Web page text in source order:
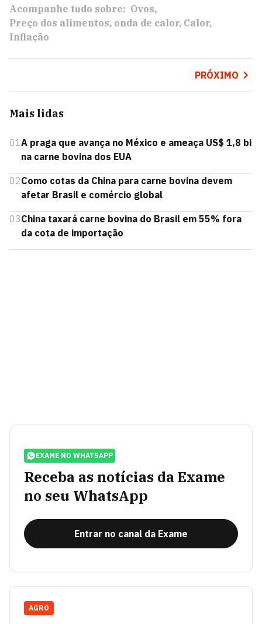
Acompanhe tudo sobre: Ovos
Preço dos alimentos onda de calor Calor
Inflação
PRÓXIMO
Mais lidas
01A praga que avança no México e ameaça US$ 1,8 bi
na carne bovina dos EUA
02Como cotas da China para carne bovina devem
afetar Brasil e comércio global
03China taxará carne bovina do Brasil em 55% fora
da cota de importação
EXAME NO WHATSAPP
Receba as notícias da Exame
no seu WhatsApp
Entrar no canal da Exame
AGRO